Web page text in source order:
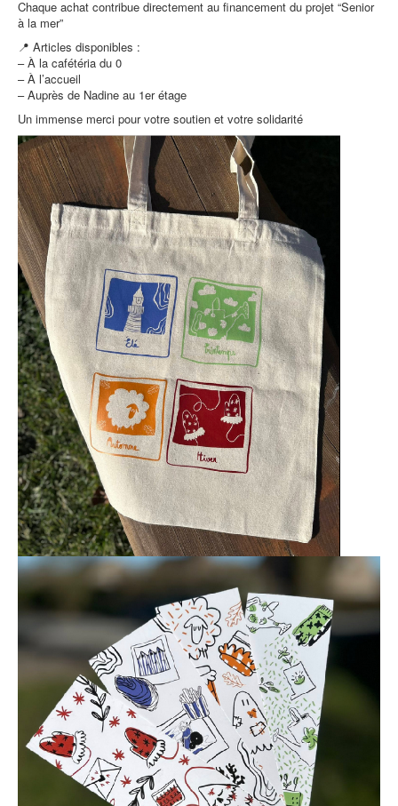
Chaque achat contribue directement au financement du projet “Senior
à la mer”
📍 Articles disponibles :
– À la cafétéria du 0
– À l’accueil
– Auprès de Nadine au 1er étage
Un immense merci pour votre soutien et votre solidarité